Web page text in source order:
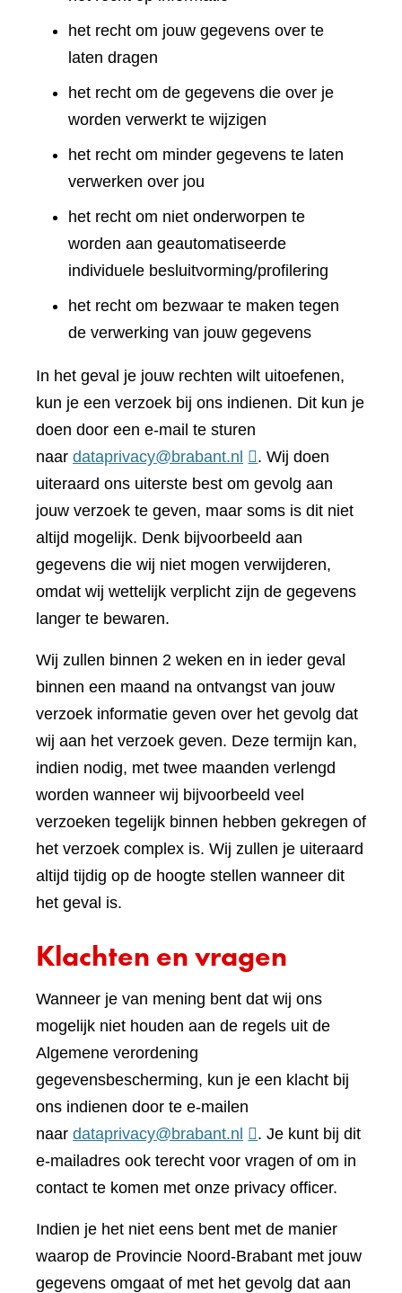
het recht om jouw gegevens over te
laten dragen
het recht om de gegevens die over je
worden verwerkt te wijzigen
het recht om minder gegevens te laten
verwerken over jou
het recht om niet onderworpen te
worden aan geautomatiseerde
individuele besluitvorming/profilering
het recht om bezwaar te maken tegen
de verwerking van jouw gegevens
In het geval je jouw rechten wilt uitoefenen,
kun je een verzoek bij ons indienen. Dit kun je
doen door een e-mail te sturen
naar dataprivacy@brabant.nl
. Wij doen
uiteraard ons uiterste best om gevolg aan
jouw verzoek te geven, maar soms is dit niet
altijd mogelijk. Denk bijvoorbeeld aan
gegevens die wij niet mogen verwijderen,
omdat wij wettelijk verplicht zijn de gegevens
langer te bewaren.
Wij zullen binnen 2 weken en in ieder geval
binnen een maand na ontvangst van jouw
verzoek informatie geven over het gevolg dat
wij aan het verzoek geven. Deze termijn kan,
indien nodig, met twee maanden verlengd
worden wanneer wij bijvoorbeeld veel
verzoeken tegelijk binnen hebben gekregen of
het verzoek complex is. Wij zullen je uiteraard
altijd tijdig op de hoogte stellen wanneer dit
het geval is.
Klachten en vragen
Wanneer je van mening bent dat wij ons
mogelijk niet houden aan de regels uit de
Algemene verordening
gegevensbescherming, kun je een klacht bij
ons indienen door te e-mailen
naar dataprivacy@brabant.nl
. Je kunt bij dit
e-mailadres ook terecht voor vragen of om in
contact te komen met onze privacy officer.
Indien je het niet eens bent met de manier
waarop de Provincie Noord-Brabant met jouw
gegevens omgaat of met het gevolg dat aan